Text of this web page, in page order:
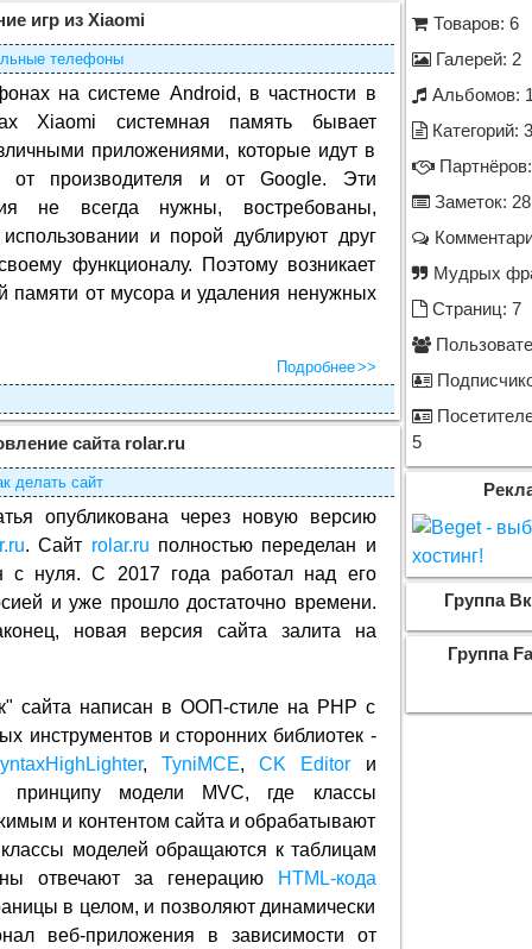
игр из Xiaomi
телефоны
на системе Android, в частности в
Xiaomi системная память бывает
приложениями, которые идут в
от производителя и от Google. Эти
не всегда нужны, востребованы,
и порой дублируют друг
функционалу. Поэтому возникает
памяти от мусора и удаления ненужных
Подробнее
сайта rolar.ru
делать сайт
опубликована через новую версию
. Сайт rolar.ru полностью переделан и
с нуля. C 2017 года работал над его
и уже прошло достаточно времени.
новая версия сайта залита на
сайта написан в ООП-стиле на PHP с
инструментов и сторонних библиотек -
,TyniMCE,CK Editor и
принципу модели MVC, где классы
и контентом сайта и обрабатывают
моделей обращаются к таблицам
отвечают за генерацию
HTML-кода
в целом, и позволяют динамически
веб-приложения в зависимости от
Товаров: 6
Галерей: 2
Альбомов:
Категорий:
Заметок: 28
Мудрых
Страниц: 7
5
Группа
Группа